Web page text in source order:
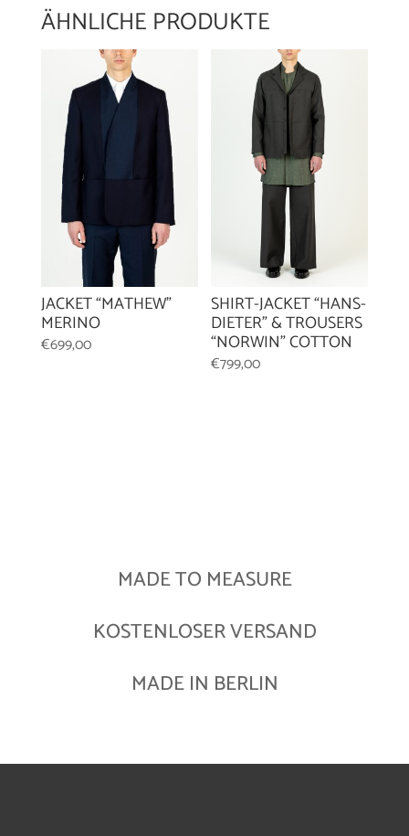
ÄHNLICHE PRODUKTE
JACKET “MATHEW”
MERINO
€699,00
SHIRT-JACKET “HANS-
DIETER” & TROUSERS
“NORWIN” COTTON
€799,00
MADE TO MEASURE
KOSTENLOSER VERSAND
MADE IN BERLIN